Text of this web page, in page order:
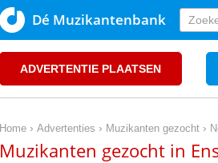
Dé Muzikantenbank
ADVERTENTIE PLAATSEN
Home › Advertenties › Muzikanten gezocht ›
Muzikanten gezocht in